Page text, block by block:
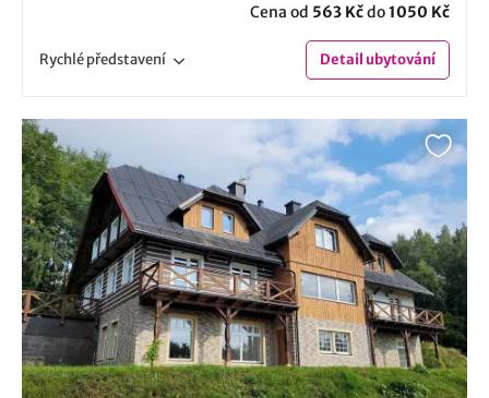
Cena od 563 Kčdo1050 Kč
Rychlépředstavení Detailubytování